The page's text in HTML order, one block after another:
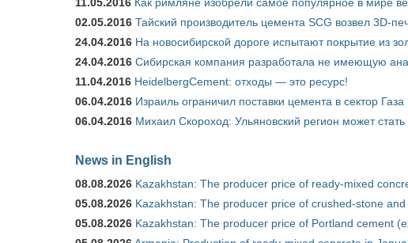
02.05.2016 Тайский производитель цемента SCG возвел 3D-
24.04.2016 На новосибирской дороге испытают покрытие из
24.04.2016 Сибирская компания разработала не имеющую
11.04.2016 HeidelbergCement: отходы — это ресурс!
06.04.2016 Израиль ограничил поставки цемента в сектор Газа
06.04.2016 Михаил Скороход: Ульяновский регион может
News in English
08.08.2026 Kazakhstan: The producer price of ready-mixed
05.08.2026 Kazakhstan: The producer price of crushed-stone
05.08.2026 Kazakhstan: The producer price of Portland cement